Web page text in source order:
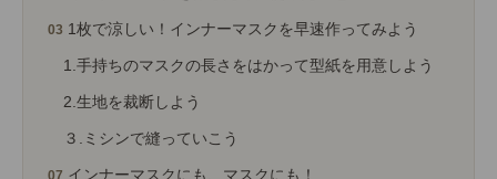
1枚で涼しい！インナーマスクを早速作ってみよう
1.手持ちのマスクの長さをはかって型紙を用意しよう
2.生地を裁断しよう
３.ミシンで縫っていこう
インナーマスクにも、マスクにも！